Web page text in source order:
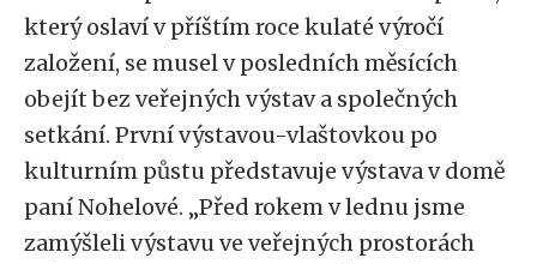
který oslaví v příštím roce kulaté výročí
založení, se musel v posledních měsících
obejít bez veřejných výstav a společných
setkání. První výstavou-vlaštovkou po
kulturním půstu představuje výstava v domě
paní Nohelové. „Před rokem v lednu jsme
zamýšleli výstavu ve veřejných prostorách